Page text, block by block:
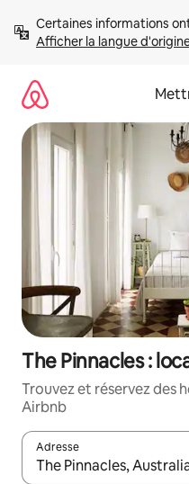
directement
Afficher la langue
The Pinnacles :
Trouvez et réservez des
Airbnb
Adresse
Lorsque les résultats